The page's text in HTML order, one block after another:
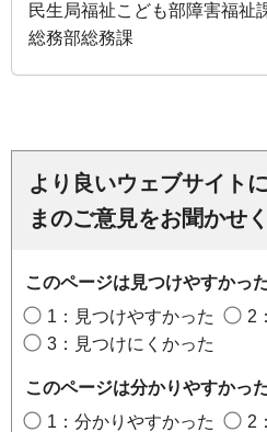
民生局福祉こども部障害福祉
総務部総務課
より良いウェブサイト
まのご意見をお聞かせ
このページは見つけやすかっ
1：見つけやすかった
2
3：見つけにくかった
このページは分かりやすかっ
1：分かりやすかった
2